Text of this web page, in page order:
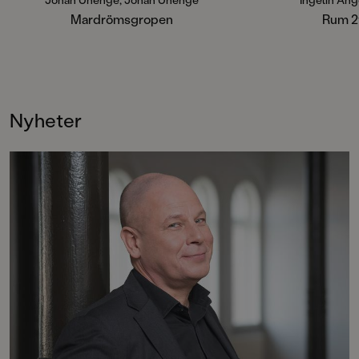
coolaste som ska ha roligast?
Roligt och rappt om skateboard,
sparkar ifrån och rullar i väg de där
Mardrömsgropen
137 och Ond 113.
Rum
Nyheter